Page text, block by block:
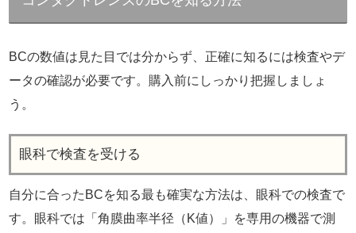
BCの数値は見た目では分からず、正確に知るには検査やデ
ータの確認が必要です。購入前にしっかり把握しましょ
う。
眼科で検査を受ける
自分に合ったBCを知る最も確実な方法は、眼科での検査で
す。眼科では「角膜曲率半径（K値）」を専用の機器で測